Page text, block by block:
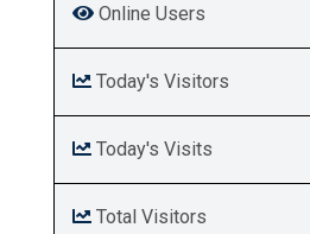
Online Users
Today's Visitors
Today's Visits
Total Visitors